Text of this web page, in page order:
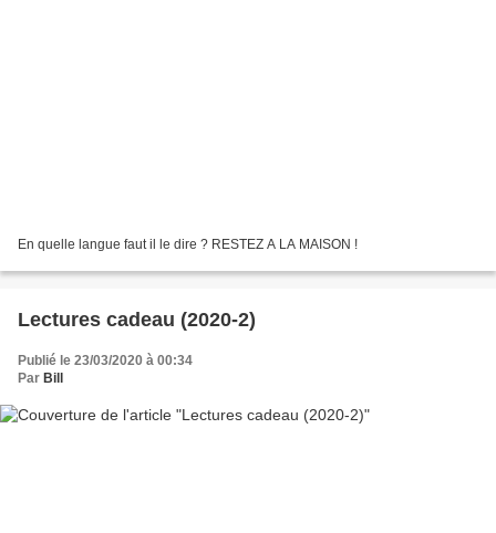
En quelle langue faut il le dire ? RESTEZ A LA MAISON !
Lectures cadeau (2020-2)
Publié le 23/03/2020 à 00:34
Par Bill